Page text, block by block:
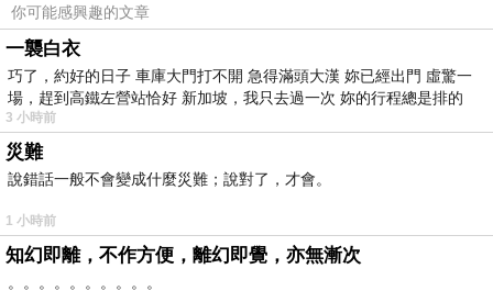
小金老師
#夜市撈魚秘技
你可能感興趣的文章
一襲白衣
巧了，約好的日子 車庫大門打不開 急得滿頭大漢 妳已經出門 虛驚一
場，趕到高鐵左營站恰好 新加坡，我只去過一次 妳的行程總是排的
3 小時前
災難
說錯話一般不會變成什麼災難；說對了，才會。
1 小時前
知幻即離，不作方便，離幻即覺，亦無漸次
。。。。。。。。。。